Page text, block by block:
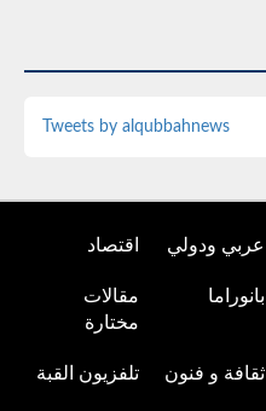
Tweets by alqubbahnews
عربي ودولي اقتصاد
بانوراما
مقالات
مختارة
ثقافة و فنون تلفزيون القبة